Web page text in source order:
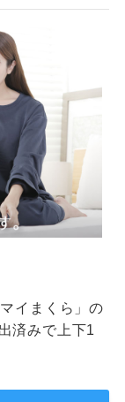
イまくら」の
済みで上下1